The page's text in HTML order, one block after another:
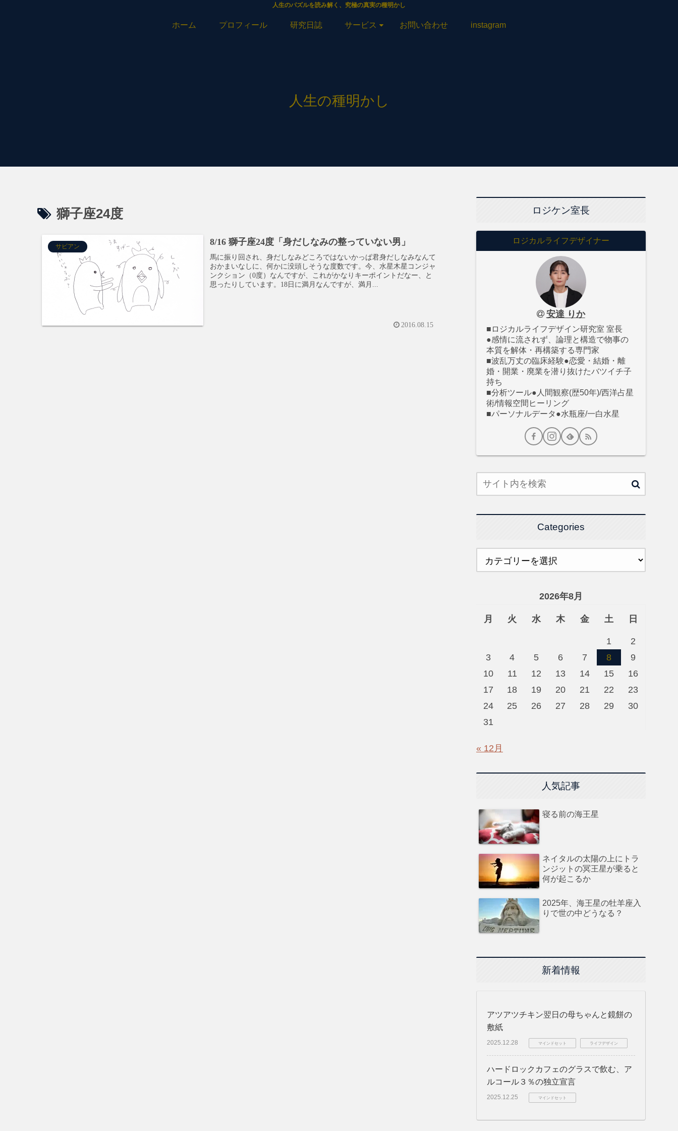
人生の種明かし
人生のパズルを読み解く、究極の真実の種明かし
ホーム プロフィール 研究日誌 サービス お問い合わせ instagram
獅子座24度
サビアン 8/16 獅子座24度「身だしなみの整っていない男」
馬に振り回され、身だしなみどころではないかっぱ君身だしなみなんて
おかまいなしに、何かに没頭しそうな度数です。今、水星木星コンジャ
ンクション（0度）なんですが、これがかなりキーポイントだなー、と
思ったりしています。18日に満月なんですが、満月...
2016.08.15
ロジケン室長
ロジカルライフデザイナー
安達 りか
■ロジカルライフデザイン研究室 室長
●感情に流されず、論理と構造で物事の
本質を解体・再構築する専門家
■波乱万丈の臨床経験●恋愛・結婚・離
婚・開業・廃業を潜り抜けたバツイチ子
持ち
■分析ツール●人間観察(歴50年)/西洋占星
術/情報空間ヒーリング
■パーソナルデータ●水瓶座/一白水星
Categories
2026年8月
月 火 水 木 金 土 日
1
2
3
4 5 6 7 8
9
10
11 12 13 14 15
16
17
18 19 20 21 22
23
24
25 26 27 28 29
30
31
« 12月
人気記事
寝る前の海王星
ネイタルの太陽の上にトラ
ンジットの冥王星が乗ると
何が起こるか
2025年、海王星の牡羊座入
りで世の中どうなる？
新着情報
アツアツチキン翌日の母ちゃんと鏡餅の
敷紙
2025.12.28 マインドセット ライフデザイン
ハードロックカフェのグラスで飲む、ア
ルコール３％の独立宣言
2025.12.25 マインドセット